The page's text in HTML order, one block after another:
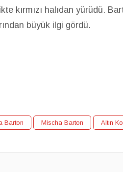
kırmızı halıdan yürüdü.
büyük ilgi gördü.
Barton Mischa Barton Altın